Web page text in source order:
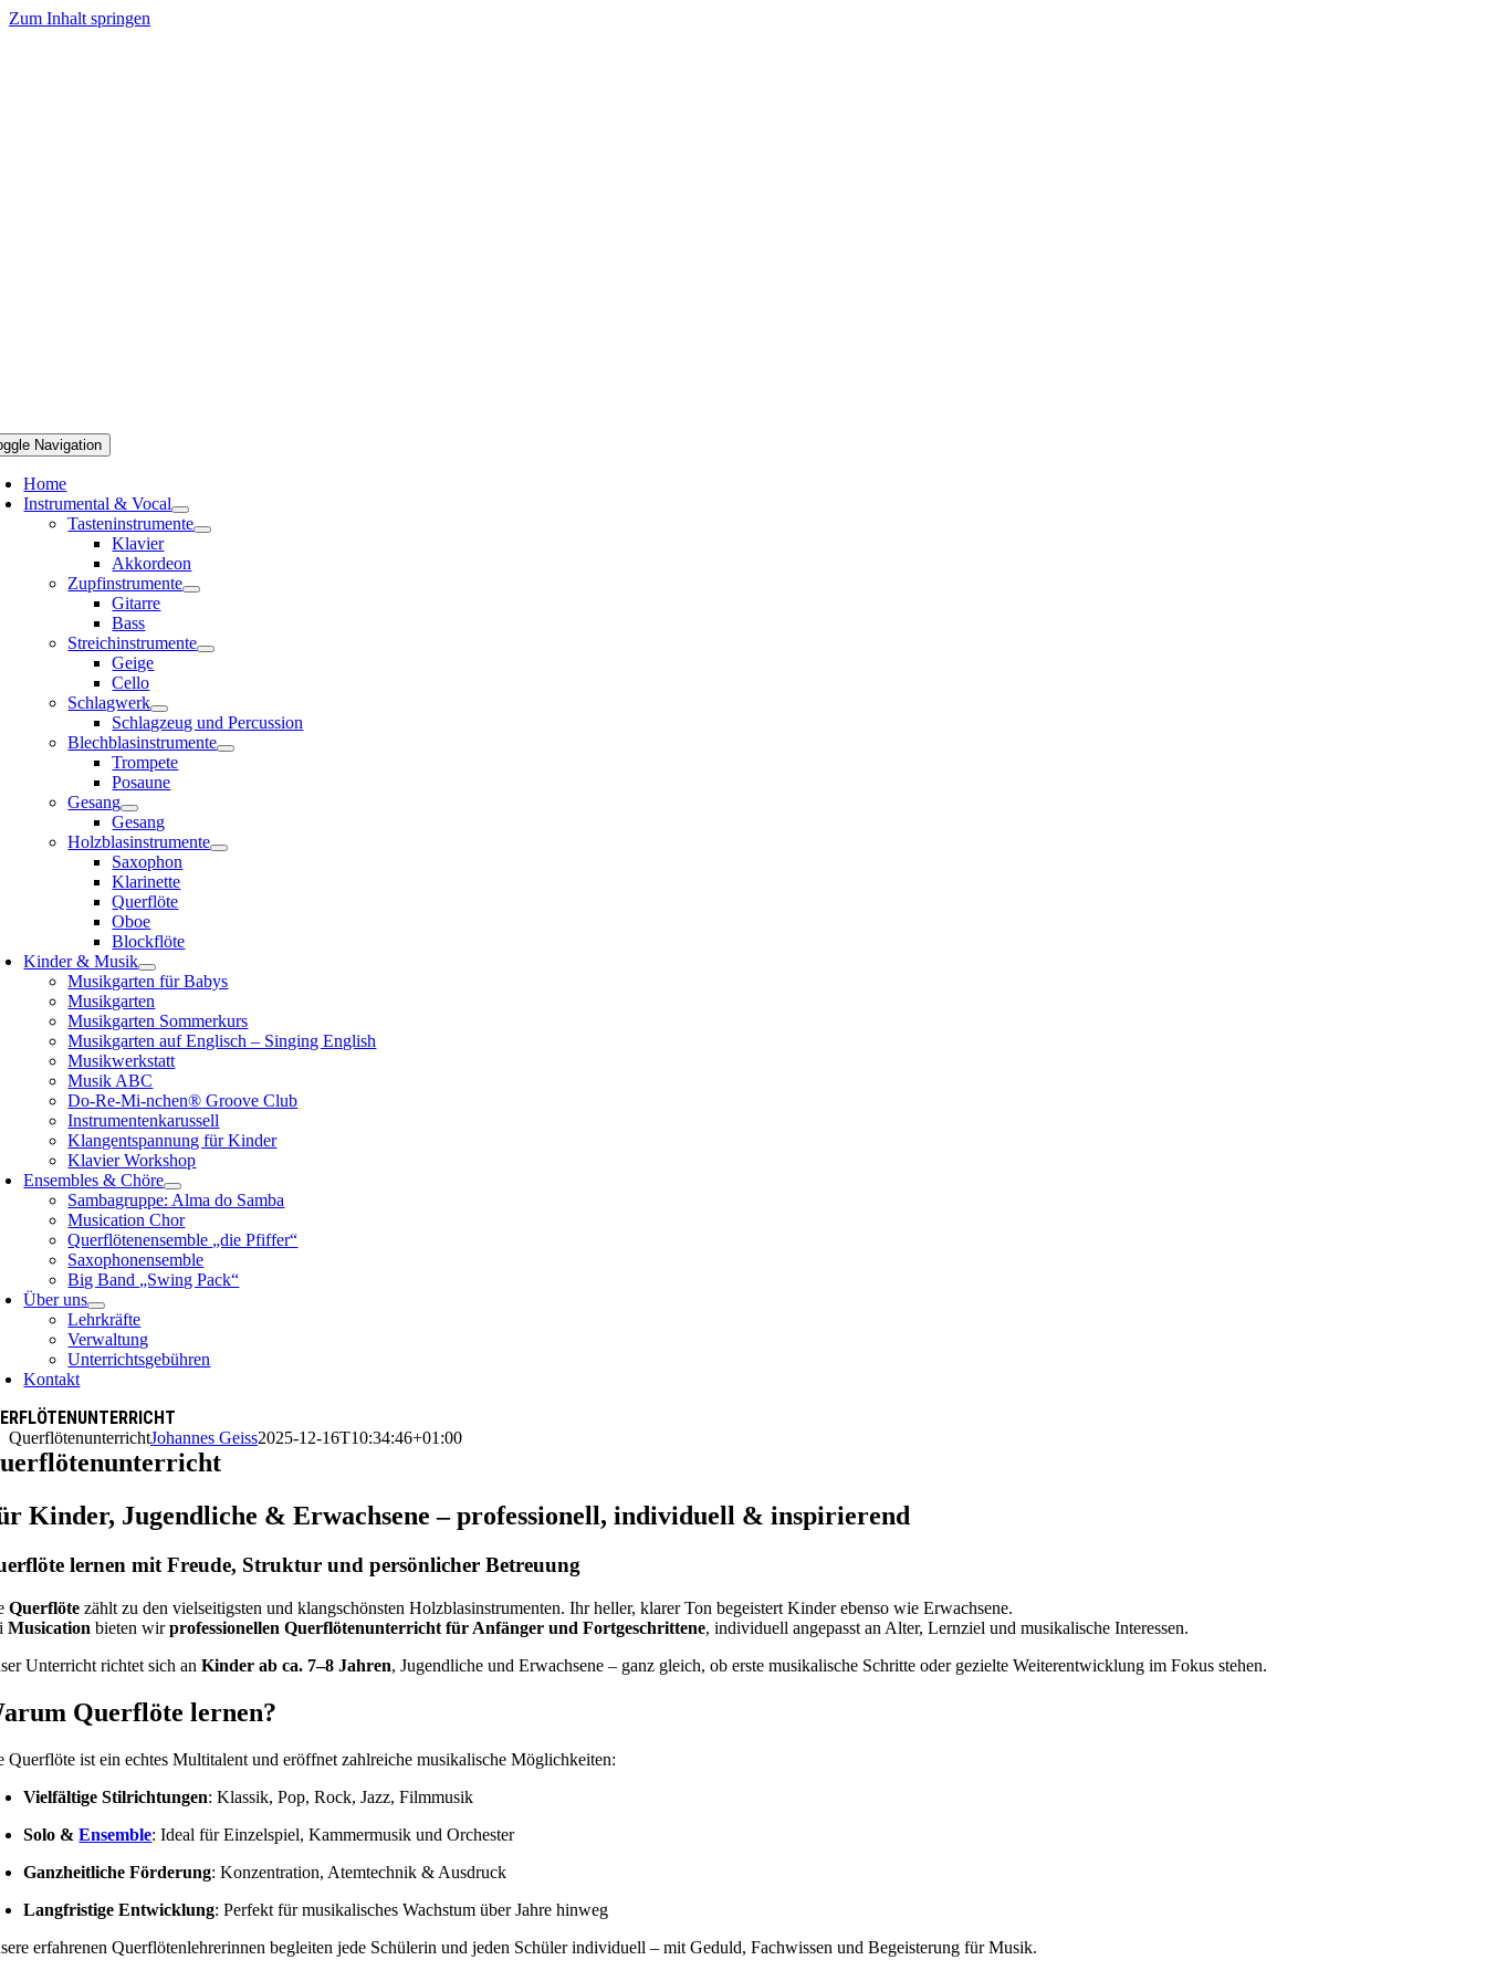
Zum Inhalt springen
Navigation
Home
Instrumental & Vocal
Tasteninstrumente
Klavier
Akkordeon
Zupfinstrumente
Gitarre
Bass
Streichinstrumente
Geige
Cello
Schlagwerk
Schlagzeug und Percussion
Blechblasinstrumente
Trompete
Posaune
Gesang
Gesang
Holzblasinstrumente
Saxophon
Klarinette
Querflöte
Oboe
Blockflöte
Kinder & Musik
Musikgarten für Babys
Musikgarten
Musikgarten Sommerkurs
Musikgarten auf Englisch – Singing English
Musikwerkstatt
Musik ABC
Do-Re-Mi-nchen® Groove Club
Instrumentenkarussell
Klangentspannung für Kinder
Klavier Workshop
Ensembles & Chöre
Sambagruppe: Alma do Samba
Musication Chor
Querflötenensemble „die Pfiffer“
Saxophonensemble
Big Band „Swing Pack“
Über uns
Lehrkräfte
Verwaltung
Unterrichtsgebühren
Kontakt
QuerflötenunterrichtJohannes Geiss2025-12-16T10:34:46+01:00
Kinder, Jugendliche & Erwachsene – professionell, individuell & inspirierend
lernen mit Freude, Struktur und persönlicher Betreuung
Querflöte zählt zu den vielseitigsten und klangschönsten Holzblasinstrumenten. Ihr heller, klarer Ton begeistert Kinder ebenso wie Erwachsene.
Musication bieten wirprofessionellen Querflötenunterricht für Anfänger und Fortgeschrittene, individuell angepasst an Alter, Lernziel und musikalische Interessen.
Unterricht richtet sich anKinder ab ca. 7–8 Jahren, Jugendliche und Erwachsene – ganz gleich, ob erste musikalische Schritte oder gezielte Weiterentwicklung im Fokus stehen.
Querflöte lernen?
Querflöte ist ein echtes Multitalent und eröffnet zahlreiche musikalische Möglichkeiten:
Vielfältige Stilrichtungen: Klassik, Pop, Rock, Jazz, Filmmusik
Solo &Ensemble: Ideal für Einzelspiel, Kammermusik und Orchester
Ganzheitliche Förderung: Konzentration, Atemtechnik & Ausdruck
Langfristige Entwicklung: Perfekt für musikalisches Wachstum über Jahre hinweg
erfahrenen Querflötenlehrerinnen begleiten jede Schülerin und jeden Schüler individuell – mit Geduld, Fachwissen und Begeisterung für Musik.